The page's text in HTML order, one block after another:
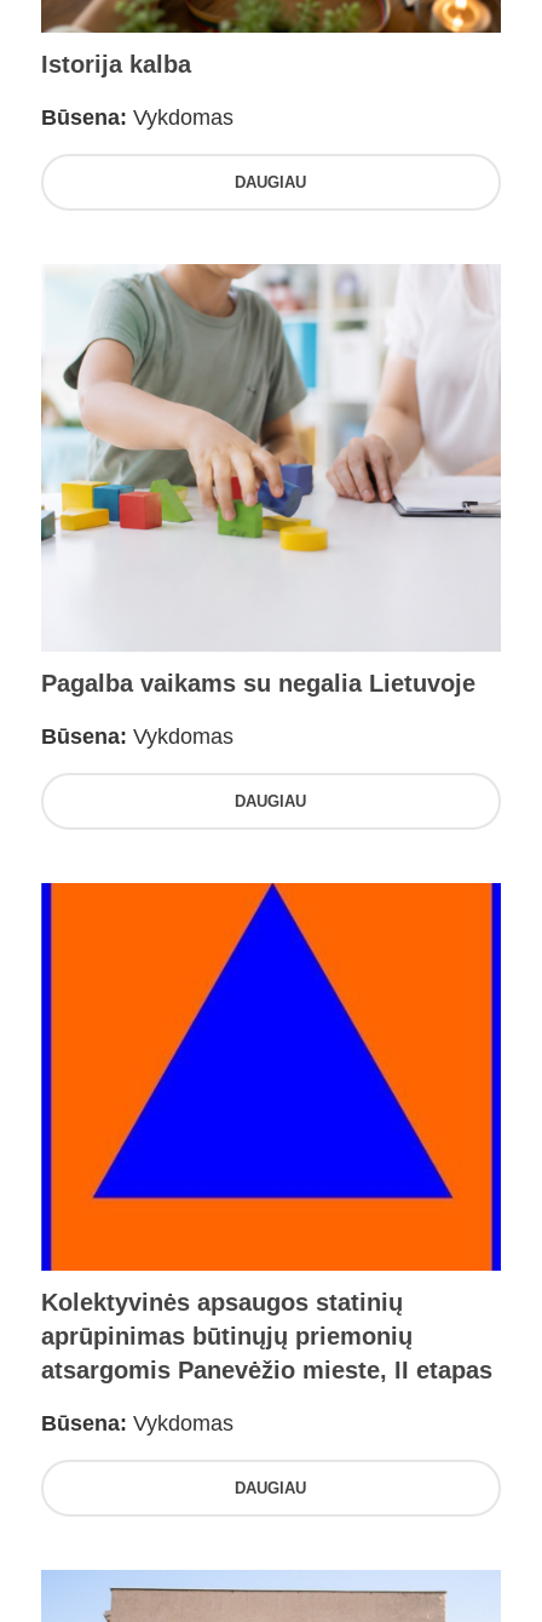
Istorija kalba
Būsena: Vykdomas
DAUGIAU
Pagalba vaikams su negalia Lietuvoje
Būsena: Vykdomas
DAUGIAU
Kolektyvinės apsaugos statinių
aprūpinimas būtinųjų priemonių
atsargomis Panevėžio mieste, II etapas
Būsena: Vykdomas
DAUGIAU